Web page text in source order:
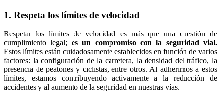
1. Respeta los límites de velocidad
Respetar los límites de velocidad es más que una cuestión de
cumplimiento legal; es un compromiso con la seguridad vial.
Estos límites están cuidadosamente establecidos en función de varios
factores: la configuración de la carretera, la densidad del tráfico, la
presencia de peatones y ciclistas, entre otros. Al adherirnos a estos
límites, estamos contribuyendo activamente a la reducción de
accidentes y al aumento de la seguridad en nuestras vías.